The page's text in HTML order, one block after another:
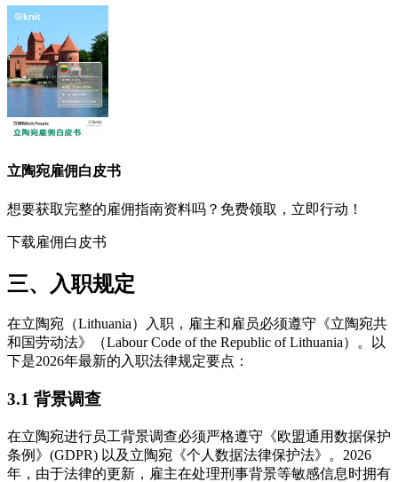
立陶宛雇佣白皮书
想要获取完整的雇佣指南资料吗？免费领取，立即行动！
下载雇佣白皮书
三、入职规定
在立陶宛（Lithuania）入职，雇主和雇员必须遵守《立陶宛共
和国劳动法》（Labour Code of the Republic of Lithuania）。以
下是2026年最新的入职法律规定要点：
3.1 背景调查
在立陶宛进行员工背景调查必须严格遵守《欧盟通用数据保护
条例》(GDPR) 以及立陶宛《个人数据法律保护法》。2026
年，由于法律的更新，雇主在处理刑事背景等敏感信息时拥有